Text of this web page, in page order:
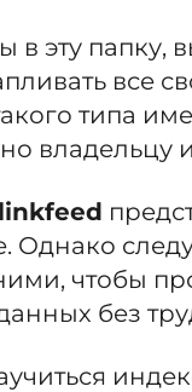
в эту папку,
все
типа
linkfeed
Однако
чтобы
без